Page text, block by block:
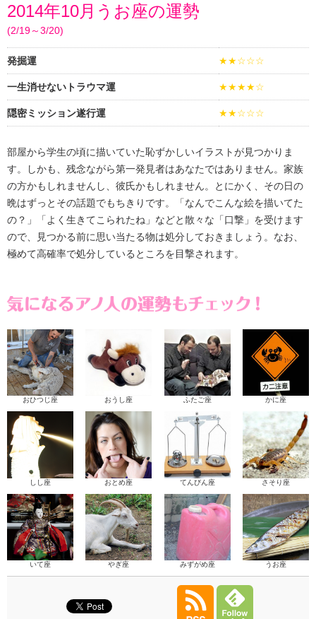
2014年10月うお座の運勢
(2/19～3/20)
発掘運 ★★☆☆☆
一生消せないトラウマ運 ★★★★☆
隠密ミッション遂行運 ★★☆☆☆
部屋から学生の頃に描いていた恥ずかしいイラストが見つかりま
す。しかも、残念ながら第一発見者はあなたではありません。家族
の方かもしれませんし、彼氏かもしれません。とにかく、その日の
晩はずっとその話題でもちきりです。「なんでこんな絵を描いてた
の？」「よく生きてこられたね」などと散々な「口撃」を受けます
ので、見つかる前に思い当たる物は処分しておきましょう。なお、
極めて高確率で処分しているところを目撃されます。
おひつじ座 おうし座 ふたご座 かに座
しし座 おとめ座 てんびん座 さそり座
いて座 やぎ座 みずがめ座 うお座